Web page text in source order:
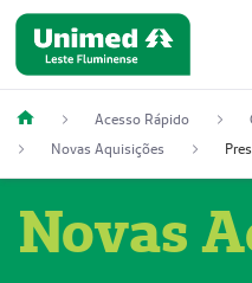
Acesso Rápido
Novas Aquisições
Novas